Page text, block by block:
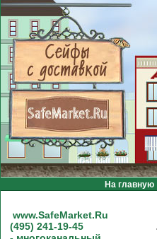
На главную
www.SafeMarket.Ru
(495) 241-19-45